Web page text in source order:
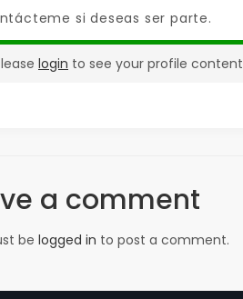
si deseas ser parte.
login to see your profile content
a comment
be logged in to post a comment.